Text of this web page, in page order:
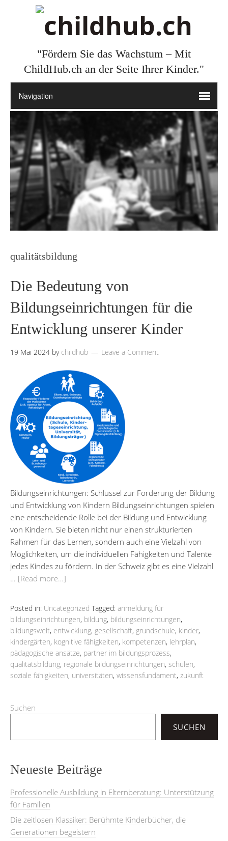
"Fördern Sie das Wachstum – Mit
ChildHub.ch an der Seite Ihrer Kinder."
qualitätsbildung
Die Bedeutung von
Bildungseinrichtungen für die
Entwicklung unserer Kinder
19 Mai 2024 by childhub Leave a Comment
Bildungseinrichtungen: Schlüssel zur Förderung der Bildung
und Entwicklung von Kindern Bildungseinrichtungen spielen
eine entscheidende Rolle bei der Bildung und Entwicklung
von Kindern. Sie bieten nicht nur einen strukturierten
Rahmen für das Lernen, sondern auch eine Vielzahl von
Möglichkeiten, um die individuellen Fähigkeiten und Talente
jedes Kindes zu fördern. In der Schweiz gibt es eine Vielzahl
… [Read more…]
Posted in: Uncategorized Tagged: anmeldung für
bildungseinrichtungen, bildung, bildungseinrichtungen,
bildungswelt, entwicklung, gesellschaft, grundschule, kinder,
kindergärten, kognitive fähigkeiten, kompetenzen, lehrplan,
pädagogische ansätze, partner im bildungsprozess,
qualitätsbildung, regionale bildungseinrichtungen, schulen,
soziale fähigkeiten, universitäten, wissensfundament, zukunft
Suchen
SUCHEN
Neueste Beiträge
Professionelle Ausbildung in Elternberatung: Unterstützung
für Familien
Die zeitlosen Klassiker: Berühmte Kinderbücher, die
Generationen begeistern